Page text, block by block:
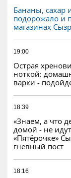
Бананы, сахар
подорожало и
магазинах
19:00
Острая
ноткой:
варки -
18:39
«Знаем, а что
домой - не
«Пятёрочке»
гневный пост
18:16